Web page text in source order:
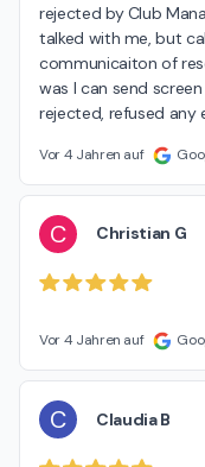
rejected by Club
talked with me, but
communicaiton of
was I can send
rejected, refused any
Vor 4 Jahren auf
C Christian G
Vor 4 Jahren auf
C Claudia B